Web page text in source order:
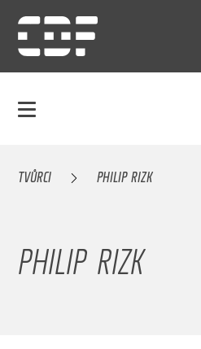
TVŮRCI PHILIP RIZK
PHILIP RIZK